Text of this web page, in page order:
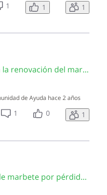
1 1 1
CA4844 ¿Cuál fue el plazo establecido por la DGII para la renovación del marbete sin recargos?
de Ayuda hace 2 años
1 0 1
CA4178¿Qué debo hacer para solicitar un duplicado de marbete por pérdida o deterioro?